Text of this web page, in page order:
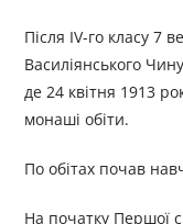
Після IV-го класу 7
Василіянського
де 24 квітня 1913
монаші обіти.
По обітах почав
На початку Першої